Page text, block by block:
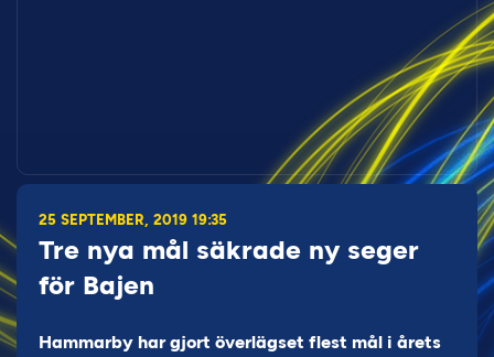
25 SEPTEMBER, 2019 19:35
Tre nya mål säkrade ny seger
för Bajen
Hammarby har gjort överlägset flest mål i årets